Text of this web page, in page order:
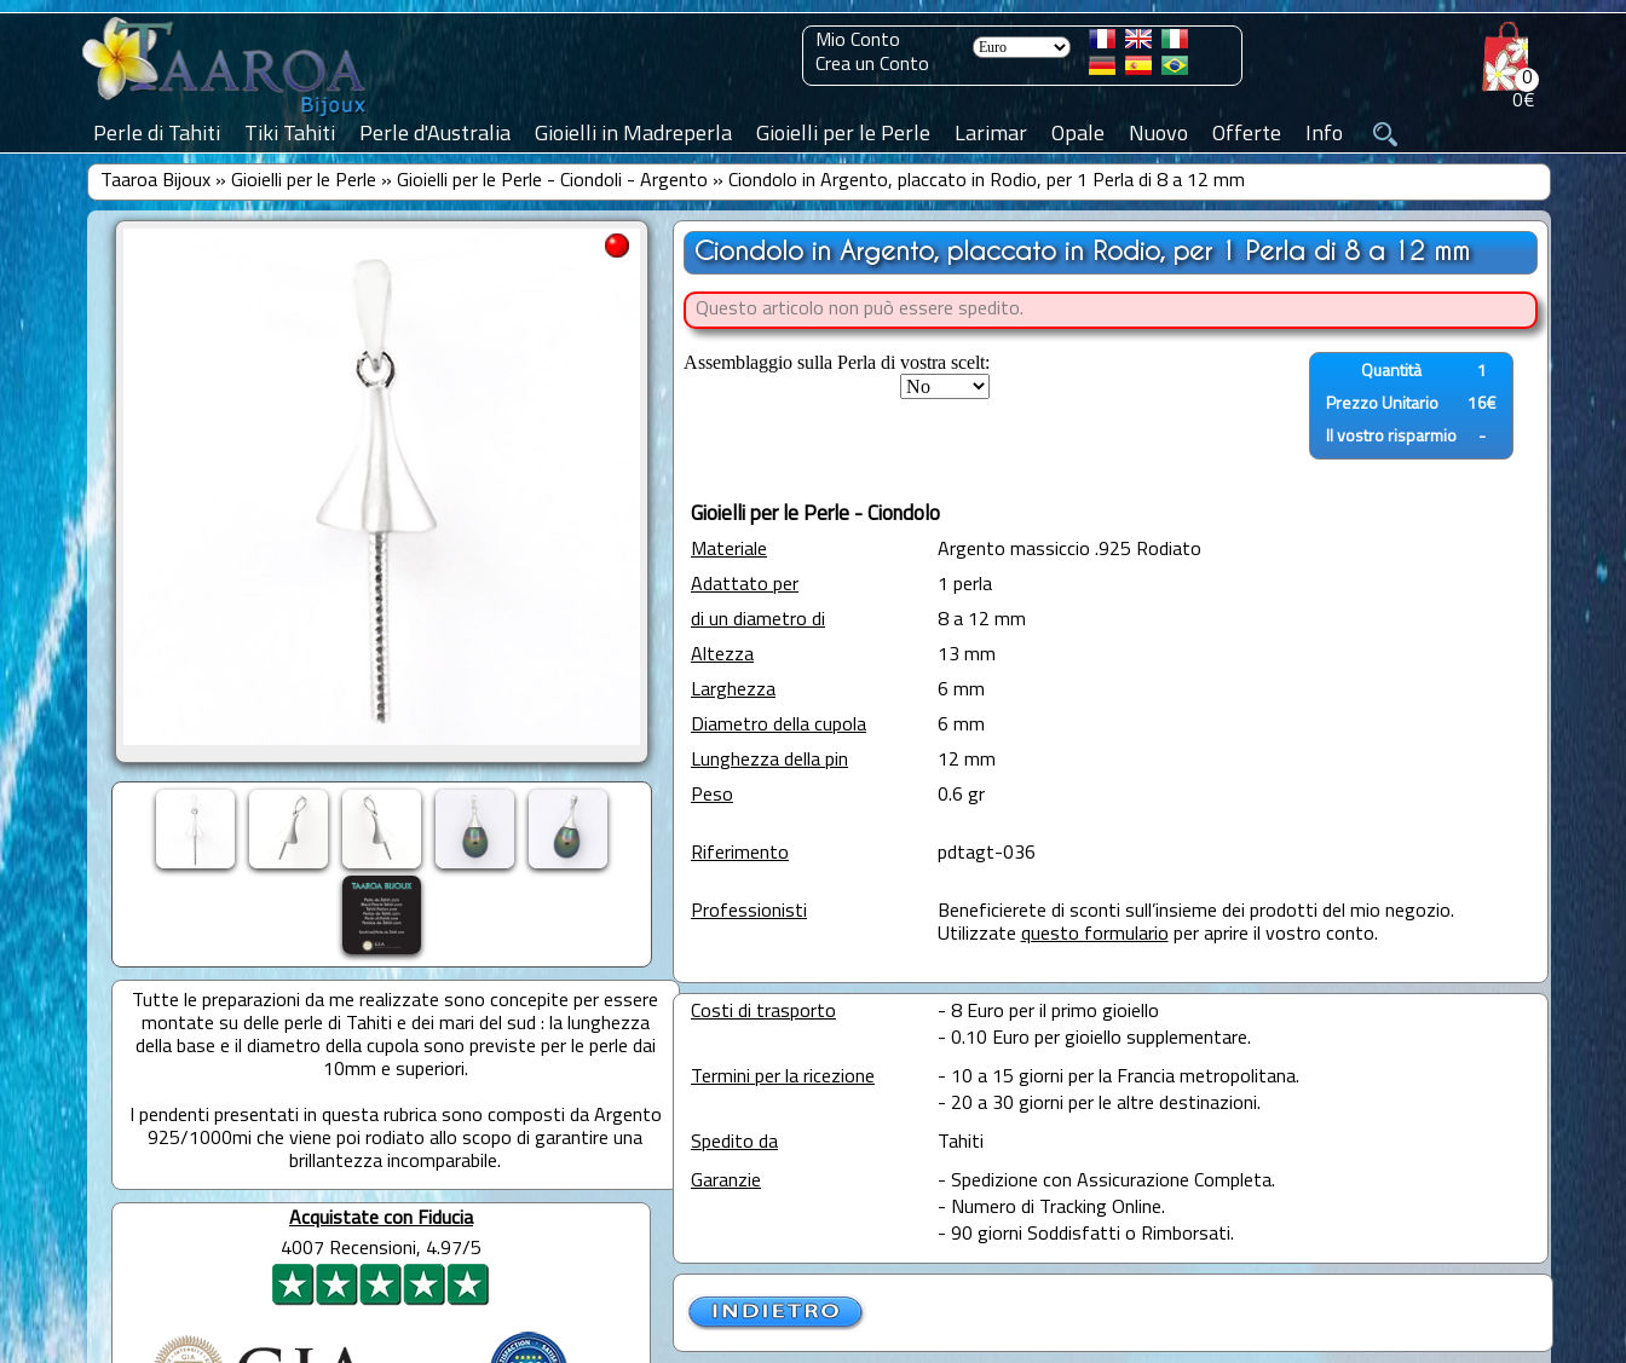
0
0€
Mio Conto
Crea un Conto
Perle di Tahiti Tiki Tahiti Perle d'Australia Gioielli in Madreperla Gioielli per le Perle Larimar Opale Nuovo Offerte Info
Taaroa Bijoux» Gioielli per le Perle » Gioielli per le Perle - Ciondoli - Argento » Ciondolo in Argento, placcato in Rodio, per 1 Perla di 8 a 12 mm
Tutte le preparazioni da me realizzate sono concepite per essere
montate su delle perle di Tahiti e dei mari del sud : la lunghezza
della base e il diametro della cupola sono previste per le perle dai
10mm e superiori.
I pendenti presentati in questa rubrica sono composti da Argento
925/1000mi che viene poi rodiato allo scopo di garantire una
brillantezza incomparabile.
Acquistate con Fiducia
4007 Recensioni, 4.97/5
Ciondolo in Argento, placcato in Rodio, per 1 Perla di 8 a 12 mm
Questo articolo non può essere spedito.
Assemblaggio sulla Perla di vostra scelt: Quantità
1
Prezzo Unitario
16€
Il vostro risparmio
-
Gioielli per le Perle - Ciondolo
Materiale
Argento massiccio .925 Rodiato
Adattato per
1 perla
di un diametro di
8 a 12 mm
Altezza
13 mm
Larghezza
6 mm
Diametro della cupola
6 mm
Lunghezza della pin
12 mm
Peso
0.6 gr
Riferimento pdtagt-036
Professionisti
Beneficierete di sconti sull’insieme dei prodotti del mio negozio.
Utilizzate questo formulario per aprire il vostro conto.
Costi di trasporto
- 8 Euro per il primo gioiello
- 0.10 Euro per gioiello supplementare.
Termini per la ricezione
- 10 a 15 giorni per la Francia metropolitana.
- 20 a 30 giorni per le altre destinazioni.
Spedito da
Tahiti
Garanzie
- Spedizione con Assicurazione Completa.
- Numero di Tracking Online.
- 90 giorni Soddisfatti o Rimborsati.